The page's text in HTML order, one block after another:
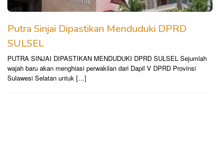
Putra Sinjai Dipastikan Menduduki DPRD
SULSEL
PUTRA SINJAI DIPASTIKAN MENDUDUKI DPRD SULSEL Sejumlah
wajah baru akan menghiasi perwakilan dari Dapil V DPRD Provinsi
Sulawesi Selatan untuk […]